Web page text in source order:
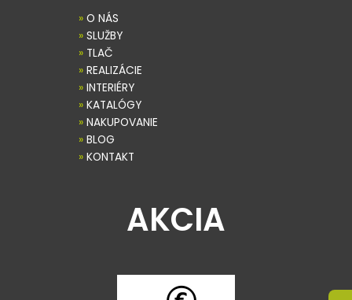
» O NÁS
» SLUŽBY
» TLAČ
» REALIZÁCIE
» INTERIÉRY
» KATALÓGY
» NAKUPOVANIE
» BLOG
» KONTAKT
AKCIA